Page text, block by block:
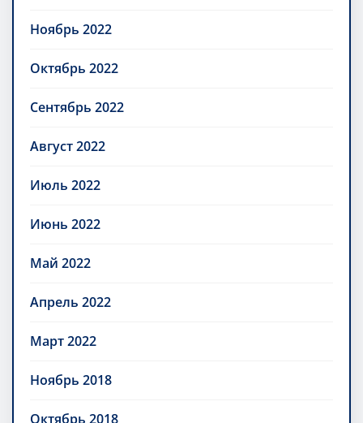
Ноябрь 2022
Октябрь 2022
Сентябрь 2022
Август 2022
Июль 2022
Июнь 2022
Май 2022
Апрель 2022
Март 2022
Ноябрь 2018
Октябрь 2018